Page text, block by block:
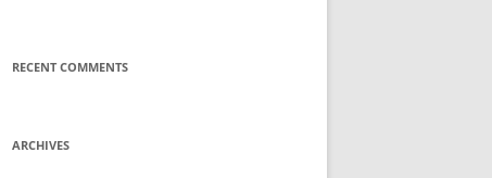
RECENT COMMENTS
ARCHIVES